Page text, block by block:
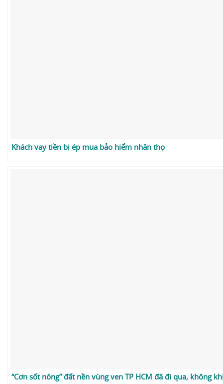
Khách vay tiền bị ép mua bảo hiểm nhân thọ
“Cơn sốt nóng” đất nền vùng ven TP HCM đã đi qua, không